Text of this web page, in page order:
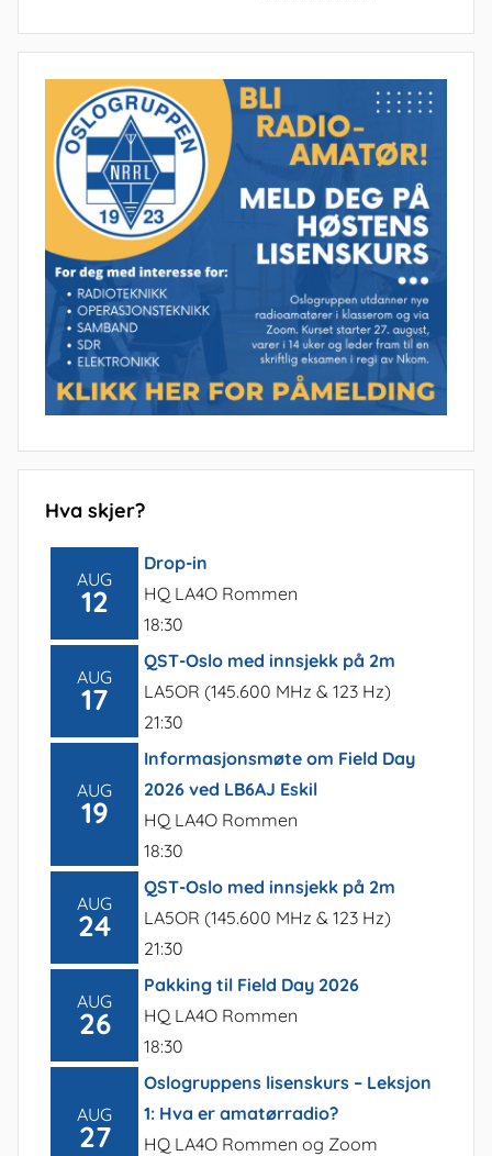
Hva skjer?
AUG
12
Drop-in
HQ LA4O Rommen
18:30
AUG
17
QST-Oslo med innsjekk på 2m
LA5OR (145.600 MHz & 123 Hz)
21:30
AUG
19
Informasjonsmøte om Field Day
2026 ved LB6AJ Eskil
HQ LA4O Rommen
18:30
AUG
24
QST-Oslo med innsjekk på 2m
LA5OR (145.600 MHz & 123 Hz)
21:30
AUG
26
Pakking til Field Day 2026
HQ LA4O Rommen
18:30
AUG
27
Oslogruppens lisenskurs – Leksjon
1: Hva er amatørradio?
HQ LA4O Rommen og Zoom